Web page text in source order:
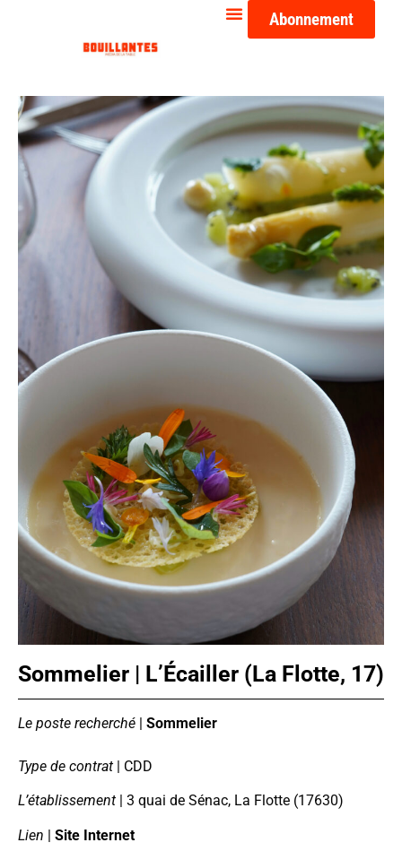
Abonnement
Sommelier | L’Écailler (La Flotte, 17)
Le poste recherché | Sommelier
Type de contrat | CDD
L’établissement | 3 quai de Sénac, La Flotte (17630)
Lien | Site Internet